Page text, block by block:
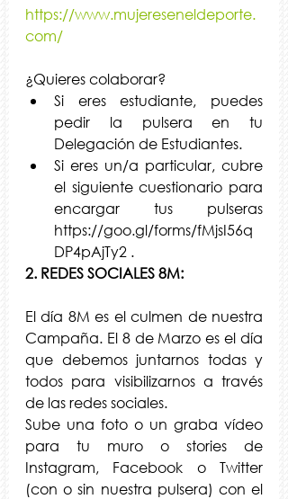
https://www.mujereseneldeporte.
com/
¿Quieres colaborar?
Si eres estudiante, puedes
pedir la pulsera en tu
Delegación de Estudiantes.
Si eres un/a particular, cubre
el siguiente cuestionario para
encargar tus pulseras
https://goo.gl/forms/fMjsI56q
DP4pAjTy2 .
2. REDES SOCIALES 8M:
El día 8M es el culmen de nuestra
Campaña. El 8 de Marzo es el día
que debemos juntarnos todas y
todos para visibilizarnos a través
de las redes sociales.
Sube una foto o un graba vídeo
para tu muro o stories de
Instagram, Facebook o Twitter
(con o sin nuestra pulsera) con el